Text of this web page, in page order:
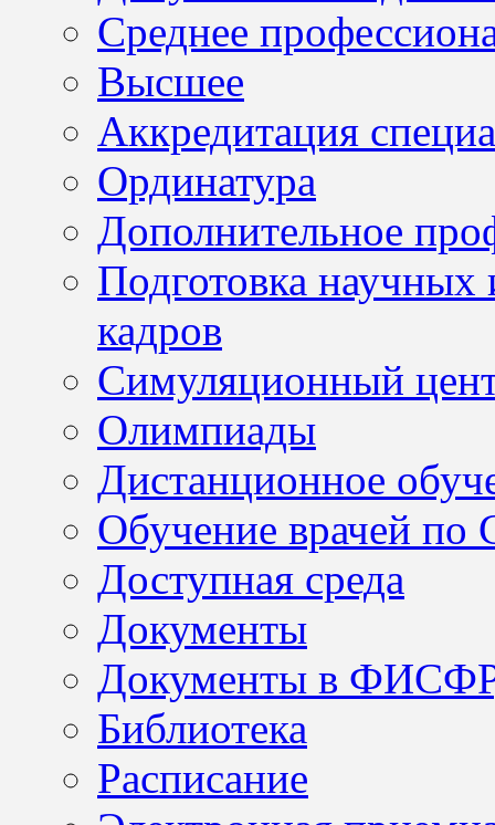
Среднее
Высшее
Аккредитация
Ординатура
Дополнительное
Подготовка научных
кадров
Симуляционный
Олимпиады
Дистанционное
Обучение врачей по
Доступная среда
Документы
Документы в
Библиотека
Расписание